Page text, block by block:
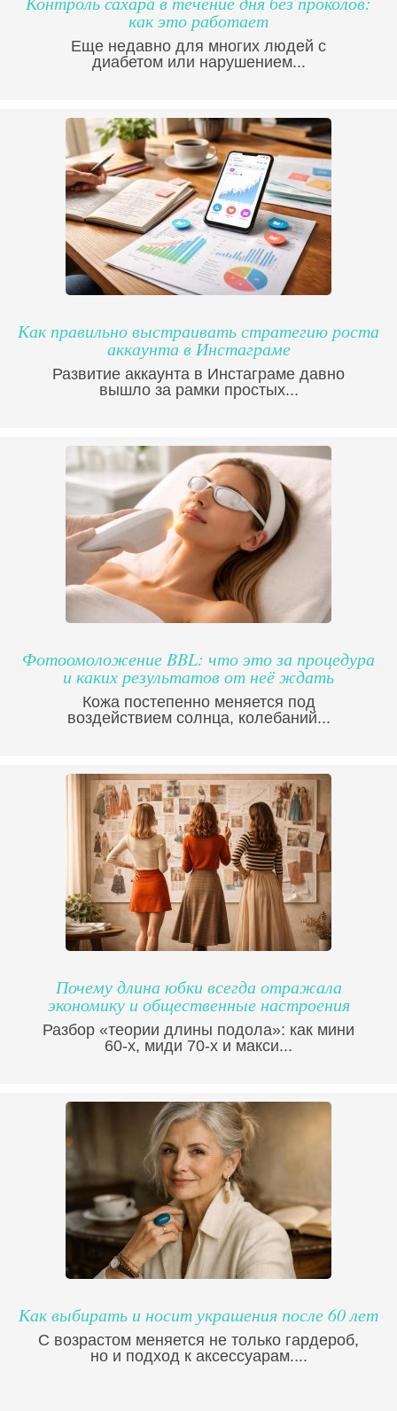
как это работает
Еще недавно для многих людей с
диабетом или нарушением...
Как правильно выстраивать стратегию роста
аккаунта в Инстаграме
Развитие аккаунта в Инстаграме давно
вышло за рамки простых...
Фотоомоложение BBL: что это за процедура
и каких результатов от неё ждать
Кожа постепенно меняется под
воздействием солнца, колебаний...
Почему длина юбки всегда отражала
экономику и общественные настроения
Разбор «теории длины подола»: как мини
60-х, миди 70-х и макси...
Как выбирать и носит украшения после 60 лет
С возрастом меняется не только гардероб,
но и подход к аксессуарам....